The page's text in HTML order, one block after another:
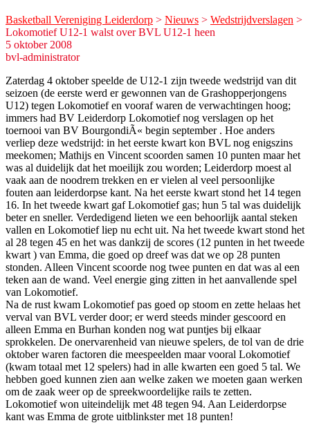
Basketball Vereniging Leiderdorp > Nieuws > Wedstrijdverslagen >
Lokomotief U12-1 walst over BVL U12-1 heen
5 oktober 2008
bvl-administrator
Zaterdag 4 oktober speelde de U12-1 zijn tweede wedstrijd van dit
seizoen (de eerste werd er gewonnen van de Grashopperjongens
U12) tegen Lokomotief en vooraf waren de verwachtingen hoog;
immers had BV Leiderdorp Lokomotief nog verslagen op het
toernooi van BV BourgondiÃ« begin september . Hoe anders
verliep deze wedstrijd: in het eerste kwart kon BVL nog enigszins
meekomen; Mathijs en Vincent scoorden samen 10 punten maar het
was al duidelijk dat het moeilijk zou worden; Leiderdorp moest al
vaak aan de noodrem trekken en er vielen al veel persoonlijke
fouten aan leiderdorpse kant. Na het eerste kwart stond het 14 tegen
16. In het tweede kwart gaf Lokomotief gas; hun 5 tal was duidelijk
beter en sneller. Verdedigend lieten we een behoorlijk aantal steken
vallen en Lokomotief liep nu echt uit. Na het tweede kwart stond het
al 28 tegen 45 en het was dankzij de scores (12 punten in het tweede
kwart ) van Emma, die goed op dreef was dat we op 28 punten
stonden. Alleen Vincent scoorde nog twee punten en dat was al een
teken aan de wand. Veel energie ging zitten in het aanvallende spel
van Lokomotief.
Na de rust kwam Lokomotief pas goed op stoom en zette helaas het
verval van BVL verder door; er werd steeds minder gescoord en
alleen Emma en Burhan konden nog wat puntjes bij elkaar
sprokkelen. De onervarenheid van nieuwe spelers, de tol van de drie
oktober waren factoren die meespeelden maar vooral Lokomotief
(kwam totaal met 12 spelers) had in alle kwarten een goed 5 tal. We
hebben goed kunnen zien aan welke zaken we moeten gaan werken
om de zaak weer op de spreekwoordelijke rails te zetten.
Lokomotief won uiteindelijk met 48 tegen 94. Aan Leiderdorpse
kant was Emma de grote uitblinkster met 18 punten!